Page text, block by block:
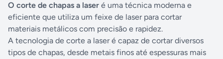
O corte de chapas a laser é uma técnica moderna e
eficiente que utiliza um feixe de laser para cortar
materiais metálicos com precisão e rapidez.
A tecnologia de corte a laser é capaz de cortar diversos
tipos de chapas, desde metais finos até espessuras mais